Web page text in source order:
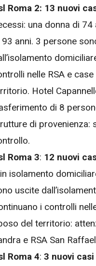
Roma 2: 13 nuovi
una donna di 74
93 anni. 3 persone
nelle RSA e
Hotel
di 8
di provenienza:
Roma 3: 12 nuovi
isolamento
uscite
i controlli
del territorio:
e RSA San
Roma 4: 3 nuovi